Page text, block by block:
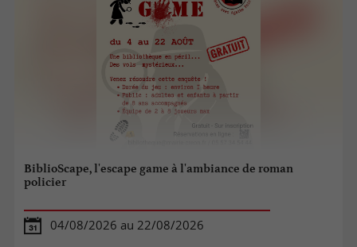
BiblioScape, l'escape game à l'ambiance de roman
policier
04/08/2026 au 22/08/2026